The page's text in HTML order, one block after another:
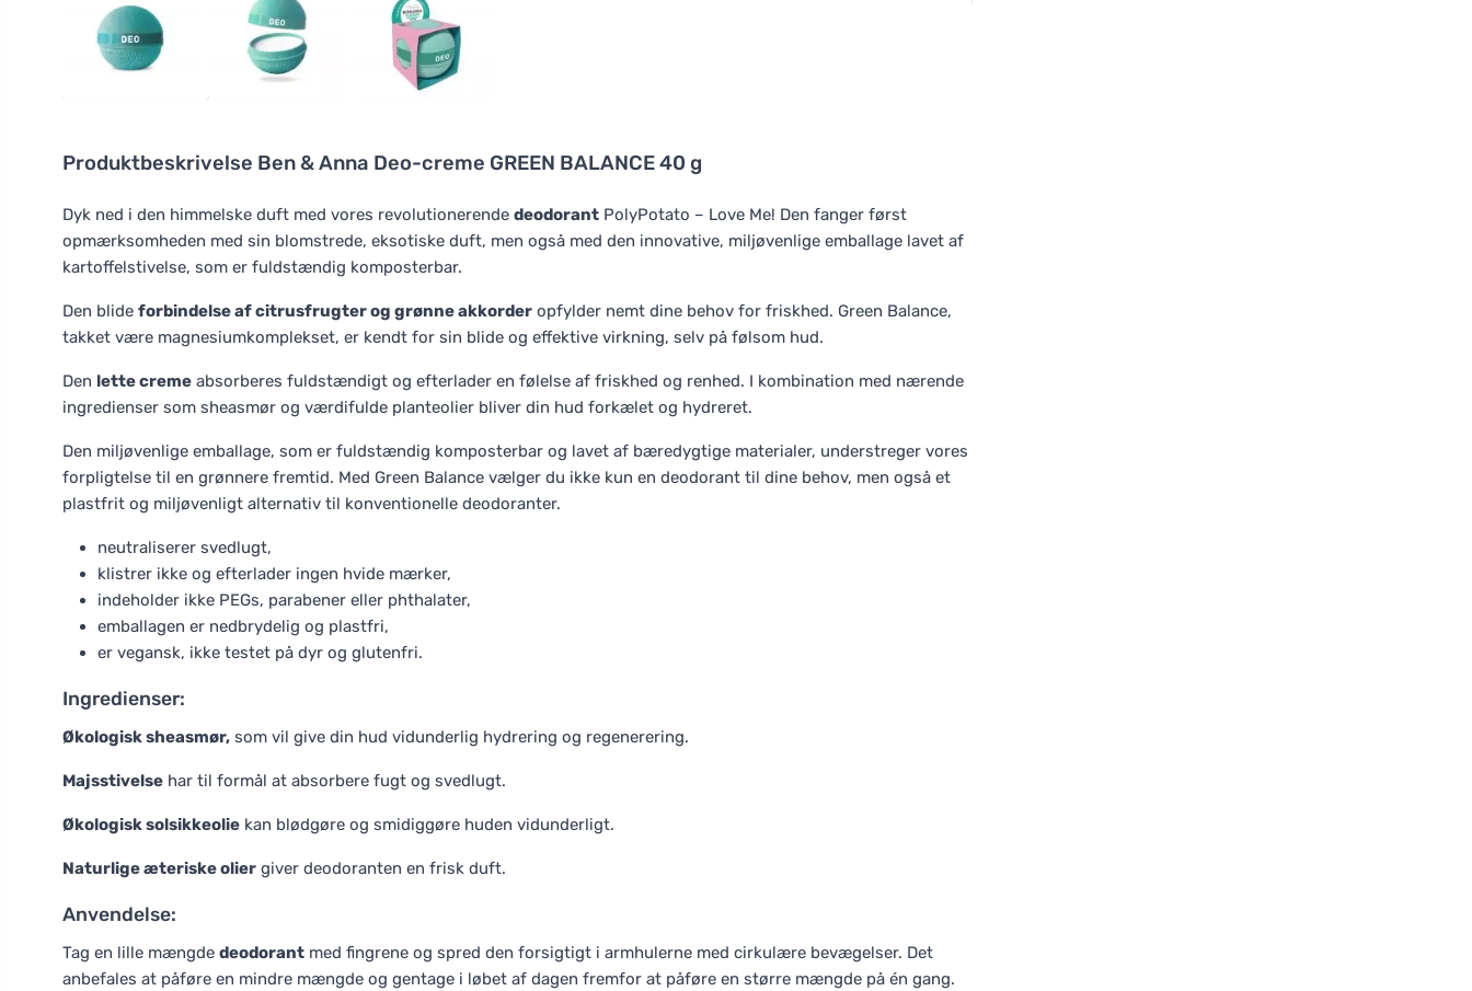
Produktbeskrivelse Ben & Anna Deo-creme GREEN BALANCE 40 g
Dyk ned i den himmelske duft med vores revolutionerende deodorant PolyPotato – Love Me! Den fanger først
opmærksomheden med sin blomstrede, eksotiske duft, men også med den innovative, miljøvenlige emballage lavet af
kartoffelstivelse, som er fuldstændig komposterbar.
Den blide forbindelse af citrusfrugter og grønne akkorder opfylder nemt dine behov for friskhed. Green Balance,
takket være magnesiumkomplekset, er kendt for sin blide og effektive virkning, selv på følsom hud.
Den lette creme absorberes fuldstændigt og efterlader en følelse af friskhed og renhed. I kombination med nærende
ingredienser som sheasmør og værdifulde planteolier bliver din hud forkælet og hydreret.
Den miljøvenlige emballage, som er fuldstændig komposterbar og lavet af bæredygtige materialer, understreger vores
forpligtelse til en grønnere fremtid. Med Green Balance vælger du ikke kun en deodorant til dine behov, men også et
plastfrit og miljøvenligt alternativ til konventionelle deodoranter.
neutraliserer svedlugt,
klistrer ikke og efterlader ingen hvide mærker,
indeholder ikke PEGs, parabener eller phthalater,
emballagen er nedbrydelig og plastfri,
er vegansk, ikke testet på dyr og glutenfri.
Ingredienser:
Økologisk sheasmør, som vil give din hud vidunderlig hydrering og regenerering.
Majsstivelse har til formål at absorbere fugt og svedlugt.
Økologisk solsikkeolie kan blødgøre og smidiggøre huden vidunderligt.
Naturlige æteriske olier giver deodoranten en frisk duft.
Anvendelse:
Tag en lille mængde deodorant med fingrene og spred den forsigtigt i armhulerne med cirkulære bevægelser. Det
anbefales at påføre en mindre mængde og gentage i løbet af dagen fremfor at påføre en større mængde på én gang.